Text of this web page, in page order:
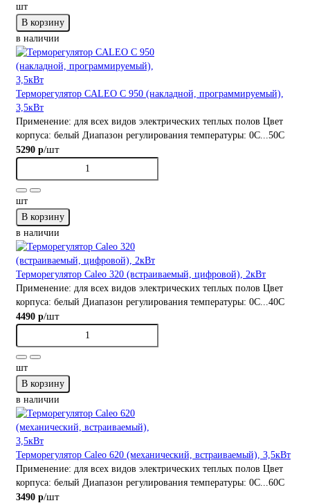
шт
В корзину
в наличии
Терморегулятор CALEO C 950 (накладной, программируемый),
3,5кВт
Применение: для всех видов электрических теплых полов Цвет
корпуса: белый Диапазон регулирования температуры: 0С...50С
5290 р/шт
шт
В корзину
в наличии
Терморегулятор Caleo 320 (встраиваемый, цифровой), 2кВт
Применение: для всех видов электрических теплых полов Цвет
корпуса: белый Диапазон регулирования температуры: 0С...40С
4490 р/шт
шт
В корзину
в наличии
Терморегулятор Caleo 620 (механический, встраиваемый), 3,5кВт
Применение: для всех видов электрических теплых полов Цвет
корпуса: белый Диапазон регулирования температуры: 0С...60С
3490 р/шт